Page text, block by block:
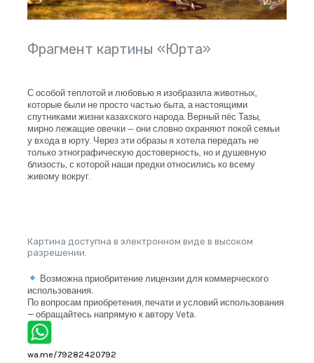
Фрагмент картины «Юрта»
С особой теплотой и любовью я изобразила животных,
которые были не просто частью быта, а настоящими
спутниками жизни казахского народа. Верный пёс Тазы,
мирно лежащие овечки — они словно охраняют покой семьи
у входа в юрту. Через эти образы я хотела передать не
только этнографическую достоверность, но и душевную
близость, с которой наши предки относились ко всему
живому вокруг.
Картина доступна в электронном виде в высоком
разрешении.
Возможна приобритение лицензии для коммерческого
использования.
По вопросам приобретения, печати и условий использования
— обращайтесь напрямую к автору Veta.
wa.me/79282420792